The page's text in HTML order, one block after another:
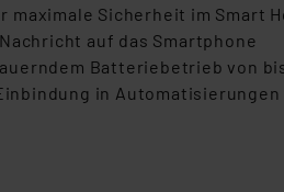
Sicherheit im Smart
auf das Smartphone
Batteriebetrieb von
in